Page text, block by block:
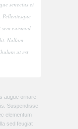
senectus et
Pellentesque
euismod
Nullam
ut est
augue ornare
Suspendisse
elementum
sed feugiat